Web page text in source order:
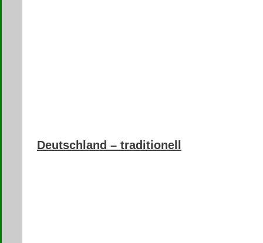
Deutschland – traditionell